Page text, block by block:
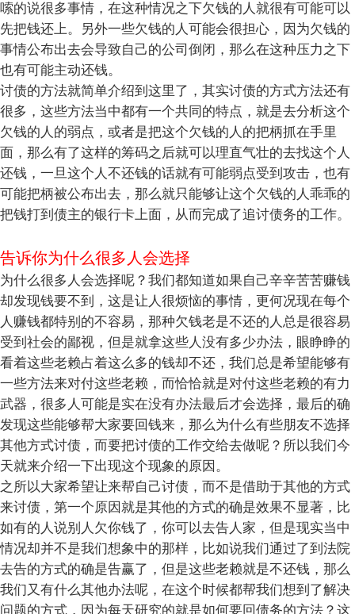
嗦的说很多事情，在这种情况之下欠钱的人就很有可能可以
先把钱还上。另外一些欠钱的人可能会很担心，因为欠钱的
事情公布出去会导致自己的公司倒闭，那么在这种压力之下
也有可能主动还钱。
讨债的方法就简单介绍到这里了，其实讨债的方式方法还有
很多，这些方法当中都有一个共同的特点，就是去分析这个
欠钱的人的弱点，或者是把这个欠钱的人的把柄抓在手里
面，那么有了这样的筹码之后就可以理直气壮的去找这个人
还钱，一旦这个人不还钱的话就有可能弱点受到攻击，也有
可能把柄被公布出去，那么就只能够让这个欠钱的人乖乖的
把钱打到债主的银行卡上面，从而完成了追讨债务的工作。
告诉你为什么很多人会选择
为什么很多人会选择呢？我们都知道如果自己辛辛苦苦赚钱
却发现钱要不到，这是让人很烦恼的事情，更何况现在每个
人赚钱都特别的不容易，那种欠钱老是不还的人总是很容易
受到社会的鄙视，但是就拿这些人没有多少办法，眼睁睁的
看着这些老赖占着这么多的钱却不还，我们总是希望能够有
一些方法来对付这些老赖，而恰恰就是对付这些老赖的有力
武器，很多人可能是实在没有办法最后才会选择，最后的确
发现这些能够帮大家要回钱来，那么为什么有些朋友不选择
其他方式讨债，而要把讨债的工作交给去做呢？所以我们今
天就来介绍一下出现这个现象的原因。
之所以大家希望让来帮自己讨债，而不是借助于其他的方式
来讨债，第一个原因就是其他的方式的确是效果不显著，比
如有的人说别人欠你钱了，你可以去告人家，但是现实当中
情况却并不是我们想象中的那样，比如说我们通过了到法院
去告的方式的确是告赢了，但是这些老赖就是不还钱，那么
我们又有什么其他办法呢，在这个时候都帮我们想到了解决
问题的方式，因为每天研究的就是如何要回债务的方法？这